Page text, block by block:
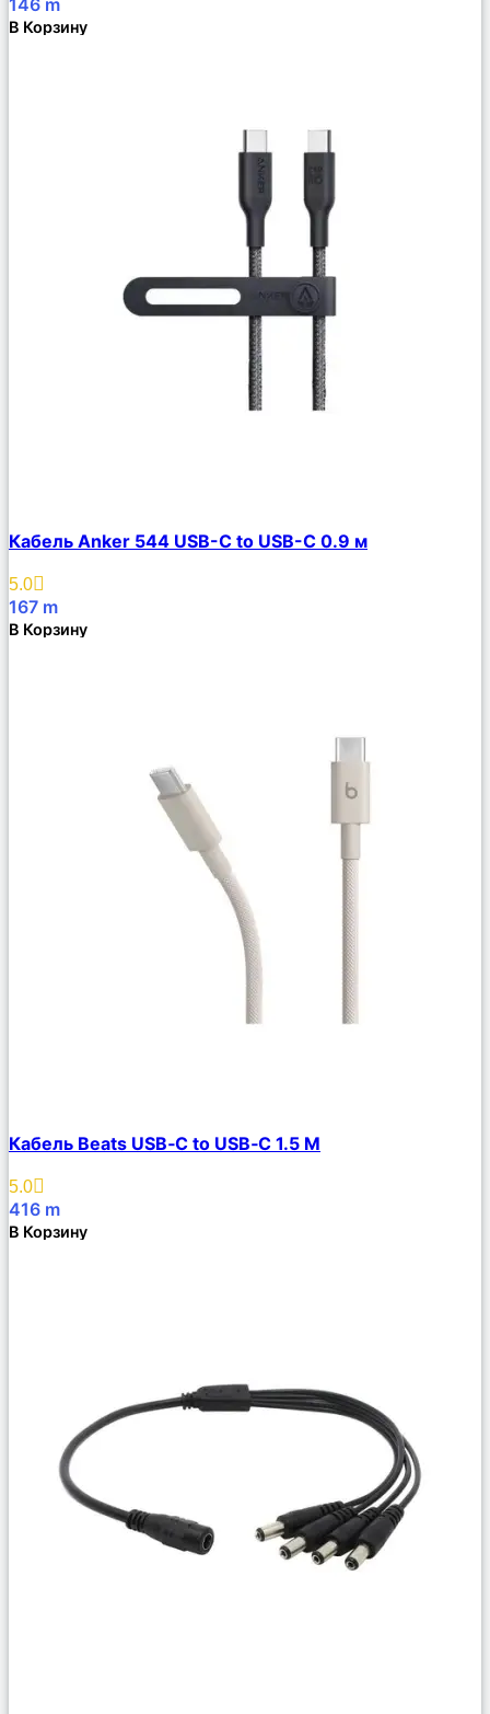
146 m
В Корзину
Описание
Избранное
Кабель Anker 544 USB-C to USB-C 0.9 м
5.0
167 m
В Корзину
Описание
Избранное
Кабель Beats USB‑C to USB‑C 1.5 М
5.0
416 m
В Корзину